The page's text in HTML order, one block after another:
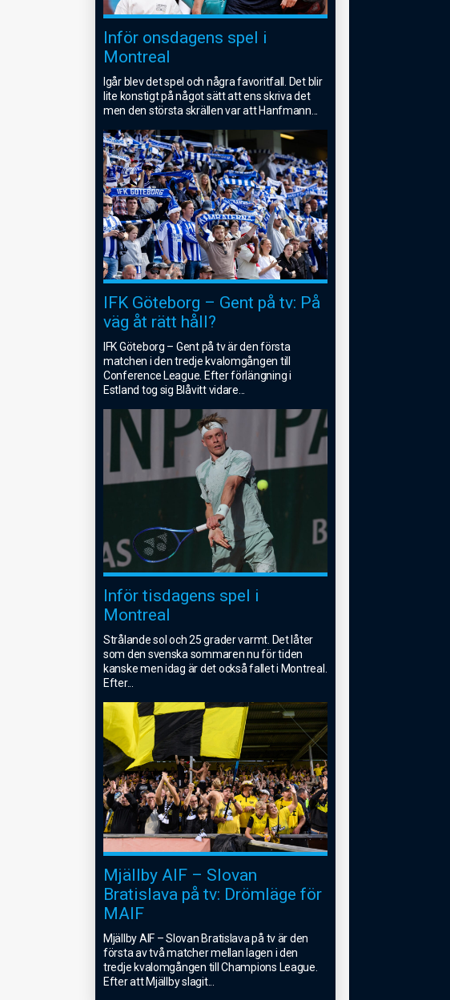
Inför onsdagens spel i
Montreal
Igår blev det spel och några favoritfall. Det blir
lite konstigt på något sätt att ens skriva det
men den största skrällen var att Hanfmann...
IFK Göteborg – Gent på tv: På
väg åt rätt håll?
IFK Göteborg – Gent på tv är den första
matchen i den tredje kvalomgången till
Conference League. Efter förlängning i
Estland tog sig Blåvitt vidare
Inför tisdagens spel i
Montreal
Strålande sol och 25 grader varmt. Det låter
som den svenska sommaren nu för tiden
kanske men idag är det också fallet i Montreal.
Efter...
Mjällby AIF – Slovan
Bratislava på tv: Drömläge för
MAIF
Mjällby AIF – Slovan Bratislava på tv är den
första av två matcher mellan lagen i den
tredje kvalomgången till Champions League.
Efter att Mjällby slagit...